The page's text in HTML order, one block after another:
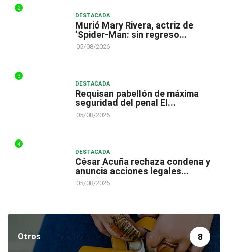
2
DESTACADA
Murió Mary Rivera, actriz de
‘Spider-Man: sin regreso...
05/08/2026
3
DESTACADA
Requisan pabellón de máxima
seguridad del penal El...
05/08/2026
4
DESTACADA
César Acuña rechaza condena y
anuncia acciones legales...
05/08/2026
Otros 8